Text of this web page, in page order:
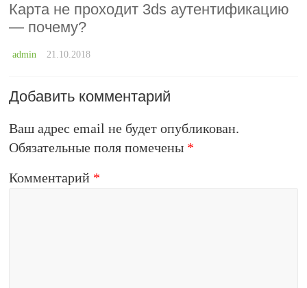
Карта не проходит 3ds аутентификацию
— почему?
admin 21.10.2018
Добавить комментарий
Ваш адрес email не будет опубликован.
Обязательные поля помечены *
Комментарий *